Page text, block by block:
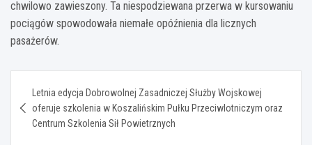
chwilowo zawieszony. Ta niespodziewana przerwa w kursowaniu
pociągów spowodowała niemałe opóźnienia dla licznych
pasażerów.
wpisu
Letnia edycja Dobrowolnej Zasadniczej Służby Wojskowej
oferuje szkolenia w Koszalińskim Pułku Przeciwlotniczym oraz
Centrum Szkolenia Sił Powietrznych